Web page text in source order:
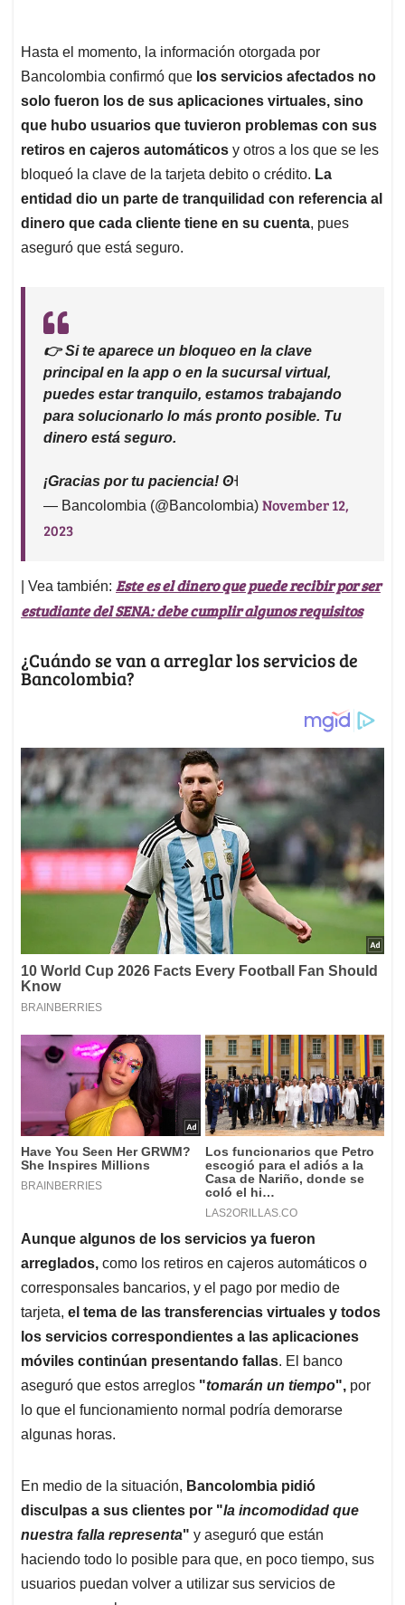
Hasta el momento, la información otorgada por
Bancolombia confirmó que los servicios afectados no
solo fueron los de sus aplicaciones virtuales, sino
que hubo usuarios que tuvieron problemas con sus
retiros en cajeros automáticos y otros a los que se les
bloqueó la clave de la tarjeta debito o crédito. La
entidad dio un parte de tranquilidad con referencia al
dinero que cada cliente tiene en su cuenta, pues
aseguró que está seguro.
👉 Si te aparece un bloqueo en la clave
principal en la app o en la sucursal virtual,
puedes estar tranquilo, estamos trabajando
para solucionarlo lo más pronto posible. Tu
dinero está seguro.
¡Gracias por tu paciencia! ʘ˧
— Bancolombia (@Bancolombia) November 12,
2023
| Vea también: Este es el dinero que puede recibir por ser
estudiante del SENA: debe cumplir algunos requisitos
¿Cuándo se van a arreglar los servicios de
Bancolombia?
Aunque algunos de los servicios ya fueron
arreglados, como los retiros en cajeros automáticos o
corresponsales bancarios, y el pago por medio de
tarjeta, el tema de las transferencias virtuales y todos
los servicios correspondientes a las aplicaciones
móviles continúan presentando fallas. El banco
aseguró que estos arreglos "tomarán un tiempo", por
lo que el funcionamiento normal podría demorarse
algunas horas.
En medio de la situación, Bancolombia pidió
disculpas a sus clientes por "la incomodidad que
nuestra falla representa" y aseguró que están
haciendo todo lo posible para que, en poco tiempo, sus
usuarios puedan volver a utilizar sus servicios de